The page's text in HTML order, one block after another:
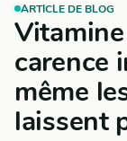
ARTICLE DE BLOG
carence
même
laissent